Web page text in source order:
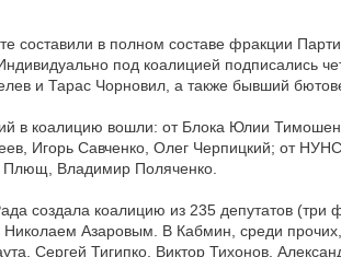
составили в полном составе фракции
под коалицией подписались
и Тарас Чорновил, а также бывший
в коалицию вошли: от Блока Юлии
Игорь Савченко, Олег Черпицкий; от
Плющ, Владимир Поляченко.
создала коалицию из 235 депутатов (три
Николаем Азаровым. В Кабмин, среди
Сергей Тигипко, Виктор Тихонов,